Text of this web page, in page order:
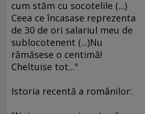
cum stăm cu socotelile (...)
Ceea ce încasase reprezenta
de 30 de ori salariul meu de
sublocotenent (...)Nu
rămăsese o centimă!
Cheltuise tot..."
Istoria recentă a românilor: